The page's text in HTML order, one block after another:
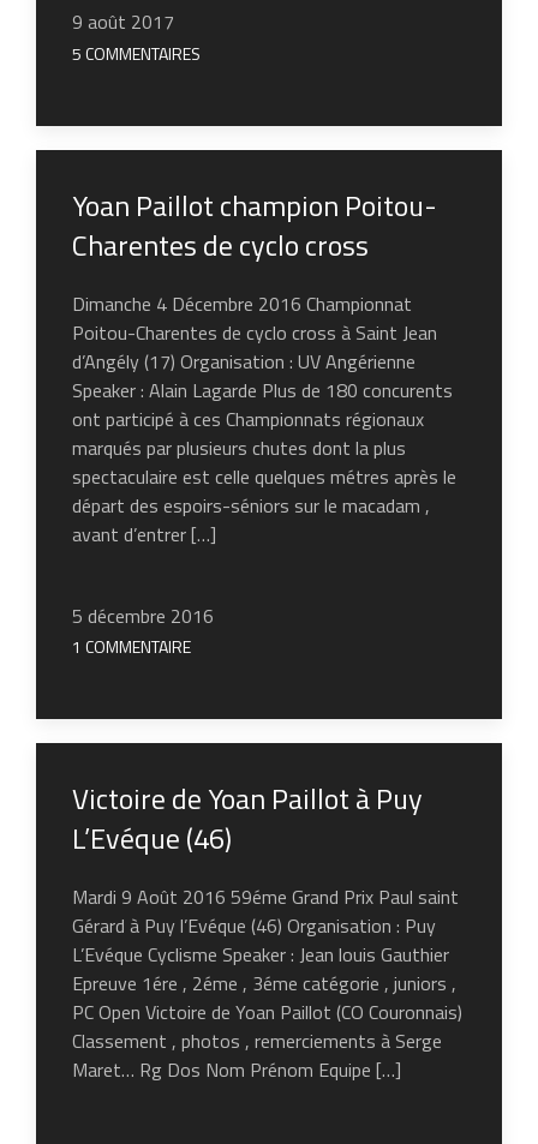
9 août 2017
5 COMMENTAIRES
Yoan Paillot champion Poitou-
Charentes de cyclo cross
Dimanche 4 Décembre 2016 Championnat
Poitou-Charentes de cyclo cross à Saint Jean
d’Angély (17) Organisation : UV Angérienne
Speaker : Alain Lagarde Plus de 180 concurents
ont participé à ces Championnats régionaux
marqués par plusieurs chutes dont la plus
spectaculaire est celle quelques métres après le
départ des espoirs-séniors sur le macadam ,
avant d’entrer […]
5 décembre 2016
1 COMMENTAIRE
Victoire de Yoan Paillot à Puy
L’Evéque (46)
Mardi 9 Août 2016 59éme Grand Prix Paul saint
Gérard à Puy l’Evéque (46) Organisation : Puy
L’Evéque Cyclisme Speaker : Jean louis Gauthier
Epreuve 1ére , 2éme , 3éme catégorie , juniors ,
PC Open Victoire de Yoan Paillot (CO Couronnais)
Classement , photos , remerciements à Serge
Maret… Rg Dos Nom Prénom Equipe […]